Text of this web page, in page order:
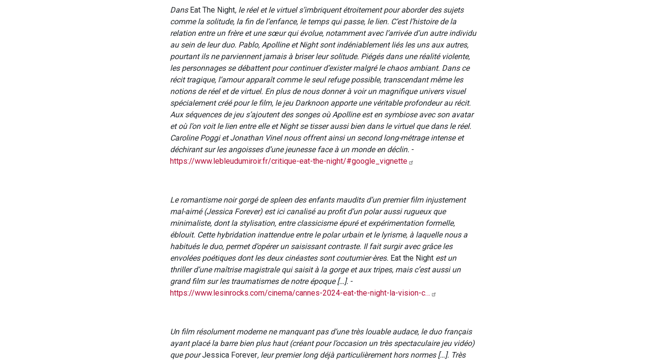
Dans Eat The Night, le réel et le virtuel s’imbriquent étroitement pour aborder des sujets
comme la solitude, la fin de l’enfance, le temps qui passe, le lien. C’est l’histoire de la
relation entre un frère et une sœur qui évolue, notamment avec l’arrivée d’un autre individu
au sein de leur duo. Pablo, Apolline et Night sont indéniablement liés les uns aux autres,
pourtant ils ne parviennent jamais à briser leur solitude. Piégés dans une réalité violente,
les personnages se débattent pour continuer d’exister malgré le chaos ambiant. Dans ce
récit tragique, l’amour apparaît comme le seul refuge possible, transcendant même les
notions de réel et de virtuel. En plus de nous donner à voir un magnifique univers visuel
spécialement créé pour le film, le jeu Darknoon apporte une véritable profondeur au récit.
Aux séquences de jeu s’ajoutent des songes où Apolline est en symbiose avec son avatar
et où l’on voit le lien entre elle et Night se tisser aussi bien dans le virtuel que dans le réel.
Caroline Poggi et Jonathan Vinel nous offrent ainsi un second long-métrage intense et
déchirant sur les angoisses d’une jeunesse face à un monde en déclin. -
https://www.lebleudumiroir.fr/critique-eat-the-night/#google_vignette
Le romantisme noir gorgé de spleen des enfants maudits d’un premier film injustement
mal-aimé (Jessica Forever) est ici canalisé au profit d’un polar aussi rugueux que
minimaliste, dont la stylisation, entre classicisme épuré et expérimentation formelle,
éblouit. Cette hybridation inattendue entre le polar urbain et le lyrisme, à laquelle nous a
habitués le duo, permet d’opérer un saisissant contraste. Il fait surgir avec grâce les
envolées poétiques dont les deux cinéastes sont coutumier·ères. Eat the Nightest un
thriller d’une maîtrise magistrale qui saisit à la gorge et aux tripes, mais c’est aussi un
grand film sur les traumatismes de notre époque […]. -
https://www.lesinrocks.com/cinema/cannes-2024-eat-the-night-la-vision-c…
Un film résolument moderne ne manquant pas d’une très louable audace, le duo français
ayant placé la barre bien plus haut (créant pour l’occasion un très spectaculaire jeu vidéo)
que pourJessica Forever, leur premier long déjà particulièrement hors normes […]. Très